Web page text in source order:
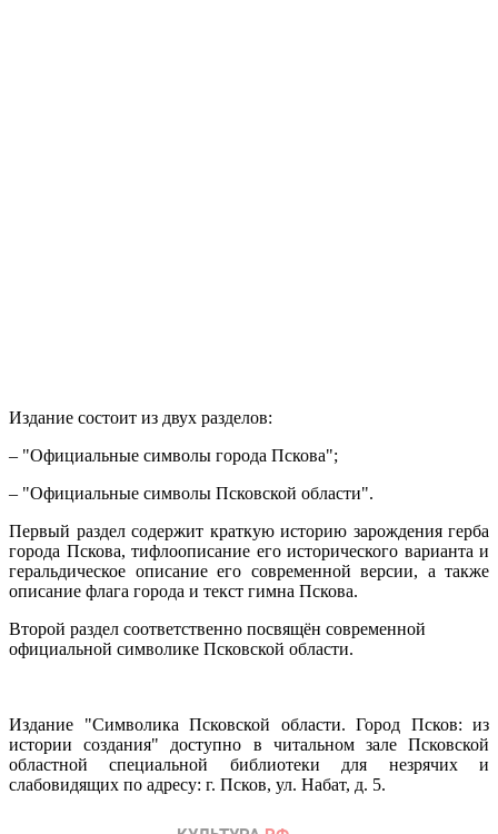
Издание состоит из двух разделов:
– "Официальные символы города Пскова";
– "Официальные символы Псковской области".
Первый раздел содержит краткую историю зарождения герба
города Пскова, тифлоописание его исторического варианта и
геральдическое описание его современной версии, а также
описание флага города и текст гимна Пскова.
Второй раздел соответственно посвящён современной
официальной символике Псковской области.
Издание "Символика Псковской области. Город Псков: из
истории создания" доступно в читальном зале Псковской
областной специальной библиотеки для незрячих и
слабовидящих по адресу: г. Псков, ул. Набат, д. 5.